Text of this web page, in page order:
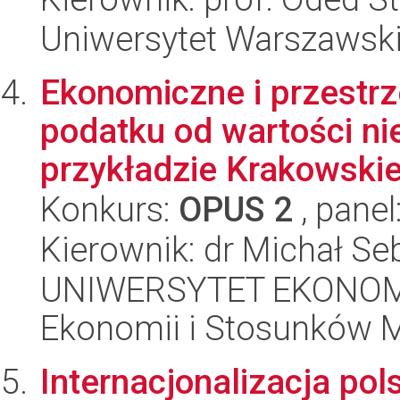
Uniwersytet
Ekonomiczne i
podatku od wartości
przykładzie
Konkurs: OPUS 2 ,
Kierownik: dr Michał
UNIWERSYTET
Ekonomii i Stosunków
Internacjonalizacja